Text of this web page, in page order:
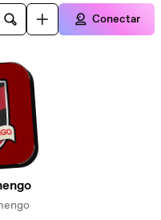
Conectar